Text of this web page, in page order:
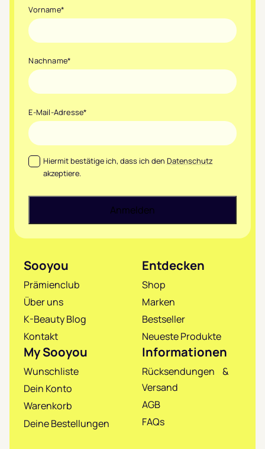
Vorname*
Nachname*
E-Mail-Adresse*
Datenschutz*
Hiermit bestätige ich, dass ich den Datenschutz
akzeptiere.
Sooyou
Prämienclub
Über uns
K-Beauty Blog
Kontakt
Entdecken
Shop
Marken
Bestseller
Neueste Produkte
My Sooyou
Wunschliste
Dein Konto
Warenkorb
Deine Bestellungen
Informationen
Rücksendungen &
Versand
AGB
FAQs